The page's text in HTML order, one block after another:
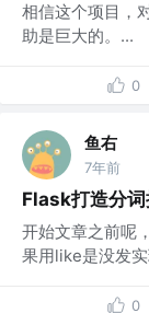
相信这个项目，
助是巨大的。...
0
鱼右
7年前
Flask打造分
开始文章之前呢
果用like是没发
0